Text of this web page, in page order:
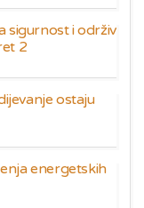
sigurnost i održiv
2
ostaju
energetskih